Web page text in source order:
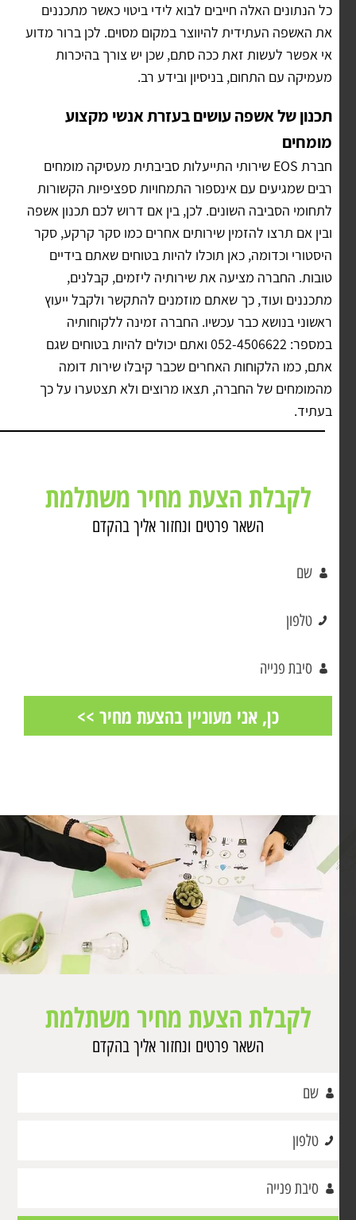
כל הנתונים האלה חייבים לבוא לידי ביטוי כאשר מתכננים
את האשפה העתידית להיווצר במקום מסוים. לכן ברור מדוע
אי אפשר לעשות זאת ככה סתם, שכן יש צורך בהיכרות
מעמיקה עם התחום, בניסיון ובידע רב.
תכנון של אשפה עושים בעזרת אנשי מקצוע
מומחים
חברת EOS שירותי התייעלות סביבתית מעסיקה מומחים
רבים שמגיעים עם אינספור התמחויות ספציפיות הקשורות
לתחומי הסביבה השונים. לכן, בין אם דרוש לכם תכנון אשפה
ובין אם תרצו להזמין שירותים אחרים כמו סקר קרקע, סקר
היסטורי וכדומה, כאן תוכלו להיות בטוחים שאתם בידיים
טובות. החברה מציעה את שירותיה ליזמים, קבלנים,
מתכננים ועוד, כך שאתם מוזמנים להתקשר ולקבל ייעוץ
ראשוני בנושא כבר עכשיו. החברה זמינה ללקוחותיה
במספר: 052-4506622 ואתם יכולים להיות בטוחים שגם
אתם, כמו הלקוחות האחרים שכבר קיבלו שירות דומה
מהמומחים של החברה, תצאו מרוצים ולא תצטערו על כך
בעתיד.
לקבלת הצעת מחיר משתלמת
השאר פרטים ונחזור אליך בהקדם
לקבלת הצעת מחיר משתלמת
השאר פרטים ונחזור אליך בהקדם